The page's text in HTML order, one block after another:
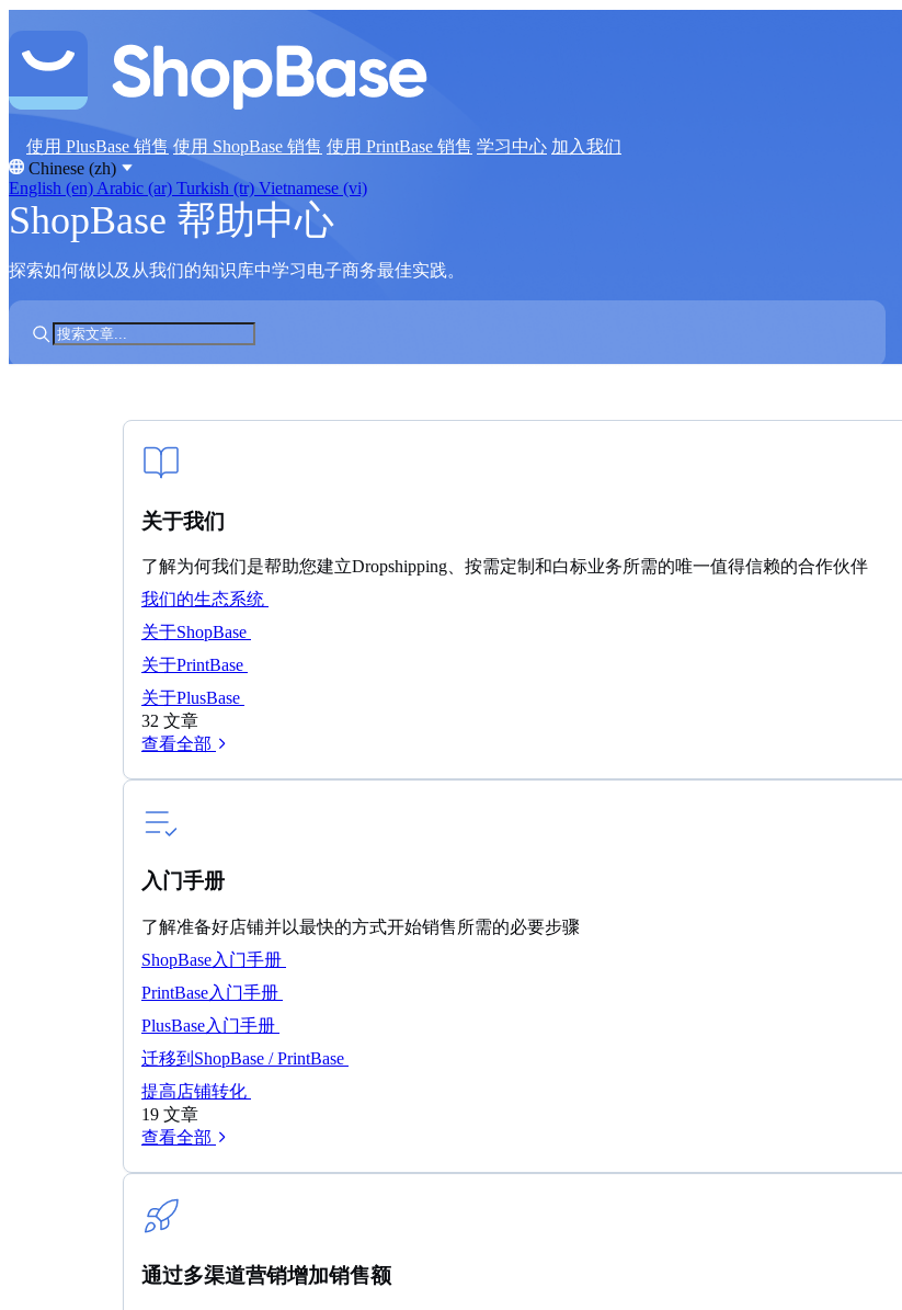
使用 PlusBase 销售 使用 ShopBase 销售 使用 PrintBase 销售 学习中心 加入我们
Chinese (zh)
English (en) Arabic (ar) Turkish (tr) Vietnamese (vi)
ShopBase 帮助中心
探索如何做以及从我们的知识库中学习电子商务最佳实践。
关于我们
了解为何我们是帮助您建立Dropshipping、按需定制和白标业务所需的唯一值得信赖的合作伙伴
我们的生态系统
关于ShopBase
关于PrintBase
关于PlusBase
32 文章
查看全部
入门手册
了解准备好店铺并以最快的方式开始销售所需的必要步骤
ShopBase入门手册
PrintBase入门手册
PlusBase入门手册
迁移到ShopBase / PrintBase
提高店铺转化
19 文章
查看全部
通过多渠道营销增加销售额